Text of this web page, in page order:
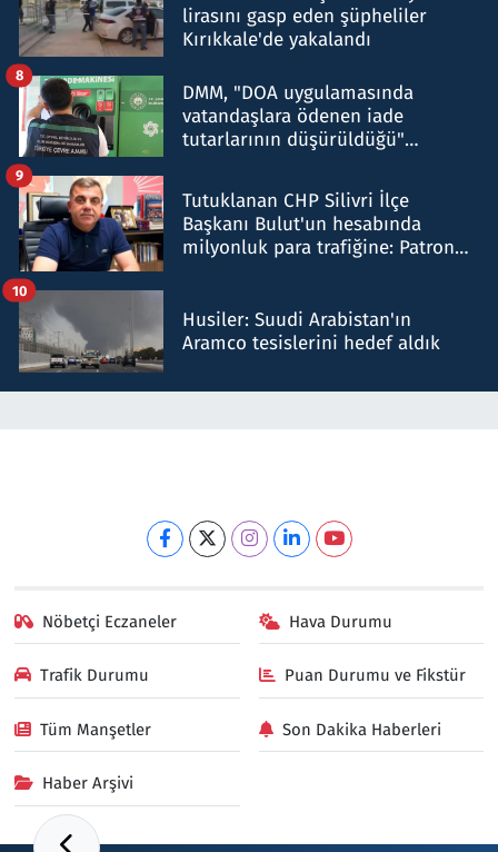
lirasını gasp eden şüpheliler
Kırıkkale'de yakalandı
DMM, "DOA uygulamasında
vatandaşlara ödenen iade
tutarlarının düşürüldüğü"
8
Tutuklanan CHP Silivri İlçe
Başkanı Bulut'un hesabında
milyonluk para trafiğine: Patron
9
Husiler: Suudi Arabistan'ın
Aramco tesislerini hedef aldık
10
Nöbetçi Eczaneler Hava Durumu
Trafik Durumu Puan Durumu ve Fikstür
Tüm Manşetler Son Dakika Haberleri
Haber Arşivi